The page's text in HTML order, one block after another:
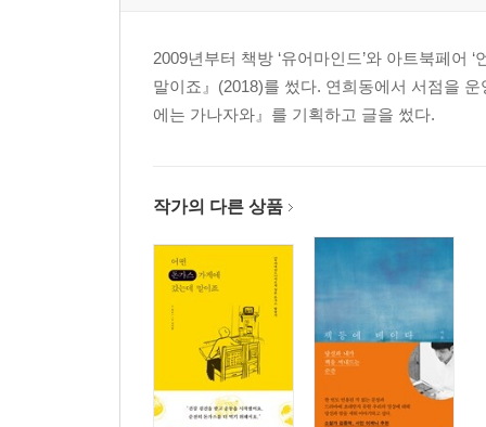
2009년부터 책방 ‘유어마인드’와 아트북페어
말이죠』(2018)를 썼다. 연희동에서 서점을
에는 가나자와』를 기획하고 글을 썼다.
작가의 다른 상품